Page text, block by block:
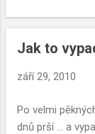
Jak to
září 29, 2010
Po velmi
dnů prší ... a